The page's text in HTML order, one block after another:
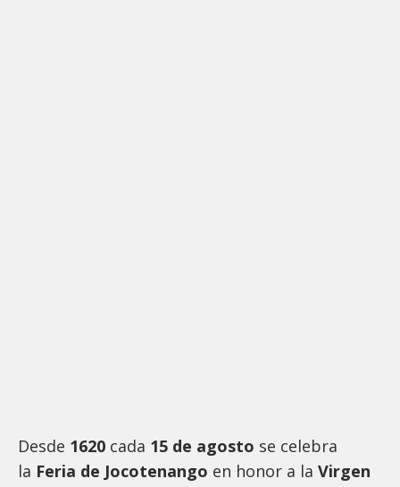
Desde 1620 cada 15 de agosto se celebra
la Feria de Jocotenango en honor a la Virgen